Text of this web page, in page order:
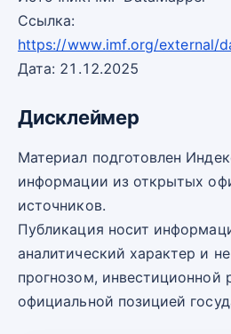
Ссылка:
https://www.imf.org/external/
Дата: 21.12.2025
Дисклеймер
Материал подготовлен
информации из открытых
источников.
Публикация носит
аналитический характер и
прогнозом, инвестиционной
официальной позицией